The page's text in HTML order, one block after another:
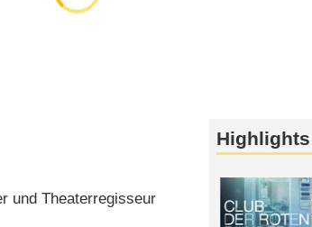
und Theaterregisseur
Highlights